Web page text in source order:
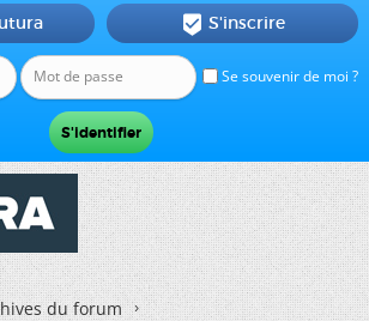
Se souvenir de moi ?
 S'inscrire
du forum